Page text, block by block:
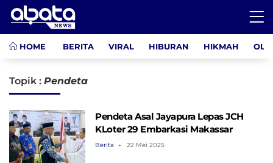
HOME BERITA VIRAL HIBURAN HIKMAH
Topik : Pendeta
Pendeta Asal Jayapura Lepas JCH
KLoter 29 Embarkasi Makassar
Berita 22 Mei 2025